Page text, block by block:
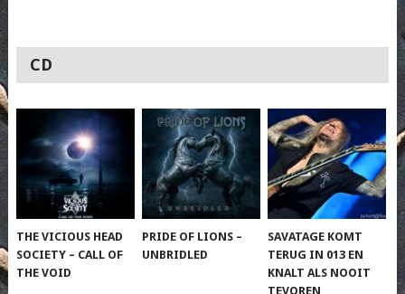
CD
THE VICIOUS HEAD
SOCIETY – CALL OF
THE VOID
PRIDE OF LIONS –
UNBRIDLED
SAVATAGE KOMT
TERUG IN 013 EN
KNALT ALS NOOIT
TEVOREN